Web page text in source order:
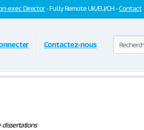
exec Director- Fully Remote UK/EU/CH -Contact
Contactez-nous